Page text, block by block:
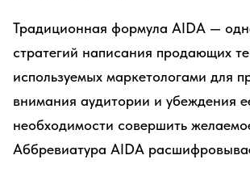
Традиционная формула AIDA —
стратегий написания продающих
используемых маркетологами для
внимания аудитории и убеждения
необходимости совершить
Аббревиатура AIDA